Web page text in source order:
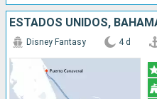
ESTADOS UNIDOS,
Disney Fantasy 4 d